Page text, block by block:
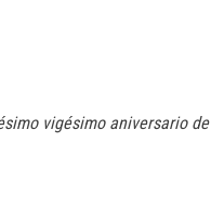
vigésimo aniversario de